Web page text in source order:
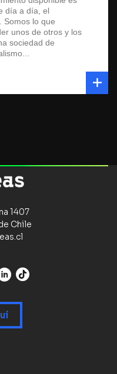
día a día, el
Somos lo que
unos de otros y los
sociedad de
1407
Chile